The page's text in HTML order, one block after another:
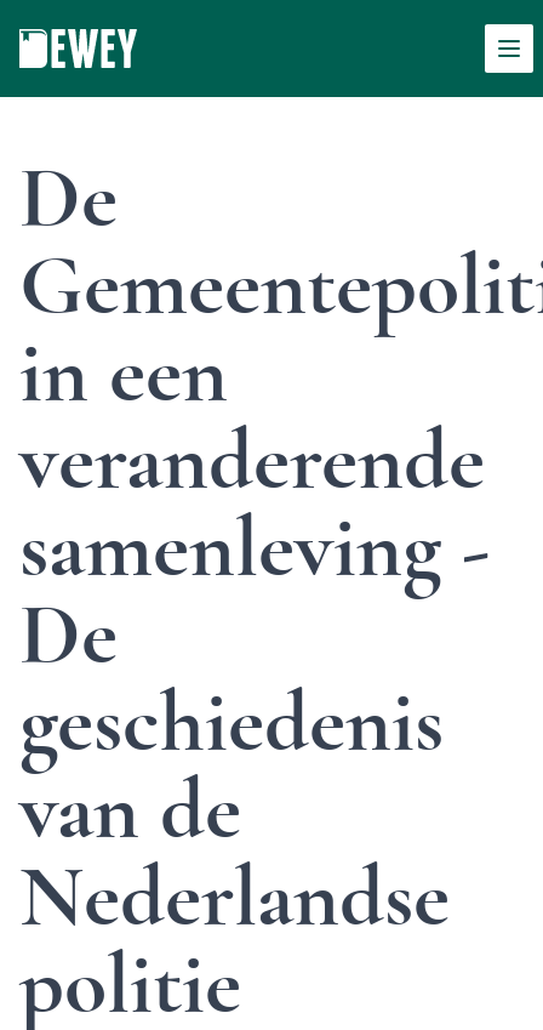
De
in een
veranderende
samenleving -
De
geschiedenis
van de
Nederlandse
politie